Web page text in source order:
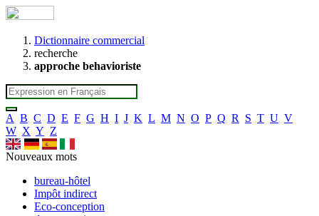
Dictionnaire commercial
recherche
approche behavioriste
A B C D E F G H I J K L M N O P Q R S T U V
W X Y Z
Nouveaux mots
bureau-hôtel
Impôt indirect
Eco-conception